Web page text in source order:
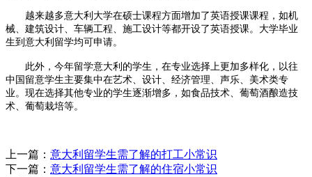
越来越多意大利大学在硕士课程方面增加了英语授课课程，如机
械、建筑设计、车辆工程、施工设计等都开设了英语授课。大学毕业
生到意大利留学均可申请。
此外，今年留学意大利的学生，在专业选择上更加多样化，以往
中国留意学生主要集中在艺术、设计、经济管理、声乐、美术类专
业。现在选择其他专业的学生逐渐增多，如食品技术、葡萄酒酿造技
术、葡萄栽培等。
上一篇： 意大利留学生需了解的打工小常识
下一篇： 意大利留学生需了解的住宿小常识